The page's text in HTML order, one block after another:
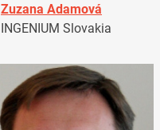
Zuzana Adamová
INGENIUM Slovakia